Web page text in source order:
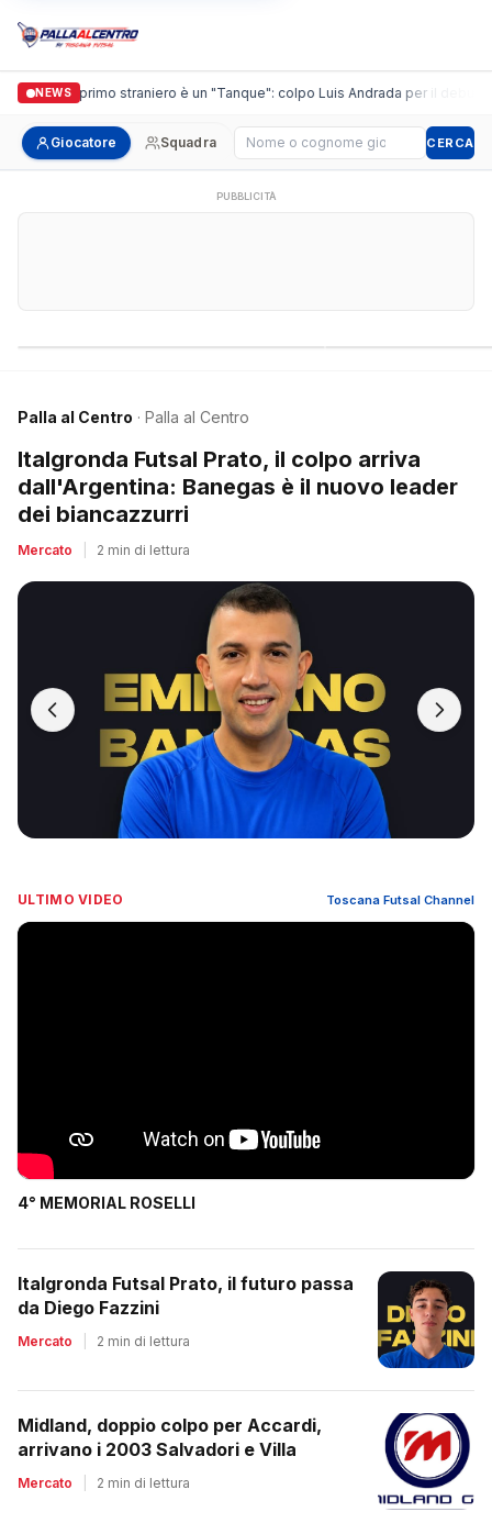
NEWS
il primo straniero è un "Tanque": colpo Luis Andrada per il debutto in C1
Giocatore Squadra Cerca giocatore CERCA
PUBBLICITÀ
Palla al Centro · Palla al Centro
Italgronda Futsal Prato, il colpo arriva
dall'Argentina: Banegas è il nuovo leader
dei biancazzurri
Mercato 2 min di lettura
ULTIMO VIDEO Toscana Futsal Channel
4° MEMORIAL ROSELLI
Italgronda Futsal Prato, il futuro passa
da Diego Fazzini
Mercato 2 min di lettura
Midland, doppio colpo per Accardi,
arrivano i 2003 Salvadori e Villa
Mercato 2 min di lettura